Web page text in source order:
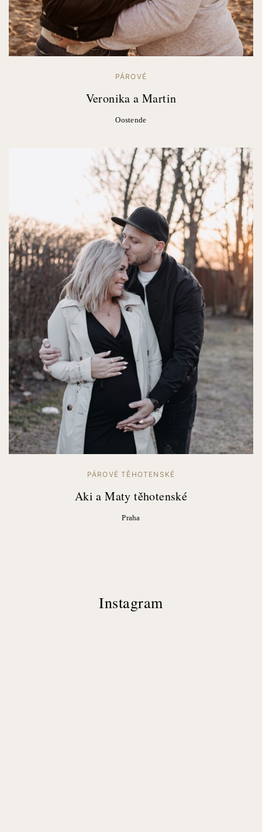
PÁROVÉ
Veronika a Martin
Oostende
PÁROVÉ TĚHOTENSKÉ
Aki a Maty těhotenské
Praha
Instagram